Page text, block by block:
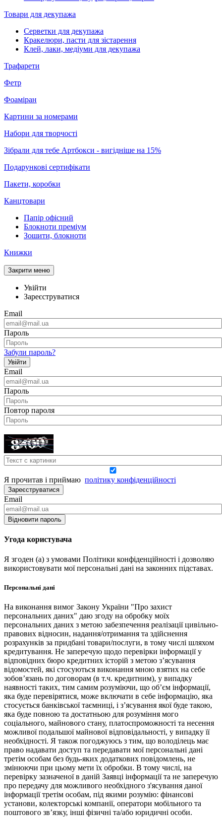
Товари для декупажа
Серветки для декупажа
Кракелюри, пасти для зістарення
Клей, лаки, медіуми для декупажа
Трафарети
Фетр
Фоаміран
Картини за номерами
Набори для творчості
Зібрали для тебе Артбокси - вигідніше на 15%
Подарункові сертифікати
Пакети, коробки
Канцтовари
Папір офісний
Блокноти преміум
Зошити, блокноти
Книжки
Закрити меню
Увійти
Зареєструватися
Email
Пароль
Забули пароль?
Увійти
Email
Пароль
Повтор пароля
Я прочитав і приймаю політику конфіденційності
Зареєструватися
Email
Відновити пароль
Угода користувача
Я згоден (а) з умовами Політики конфіденційності і дозволяю
використовувати мої персональні дані на законних підставах.
Персональні дані
На виконання вимог Закону України "Про захист
персональних даних" даю згоду на обробку моїх
персональних даних з метою забезпечення реалізації цивільно-
правових відносин, надання/отримання та здійснення
розрахунків за придбані товари/послуги, в тому числі шляхом
кредитування. Не заперечую щодо перевірки інформації у
відповідних бюро кредитних історій з метою з’ясування
відомостей, які стосуються виконання мною взятих на себе
зобов’язань по договорам (в т.ч. кредитним), у випадку
наявності таких, тим самим розуміючи, що об’єм інформації,
яка буде перевірятися, може включати в себе інформацію, яка
стосується банківської таємниці, і з’ясування якої буде такою,
яка буде повною та достатньою для розуміння мого
соціального, майнового стану, платоспроможності та несення
можливої подальшої майнової відповідальності, у випадку її
необхідності. Я також погоджуюсь з тим, що володілець має
право надавати доступ та передавати мої персональні дані
третім особам без будь-яких додаткових повідомлень, не
змінюючи при цьому мети їх обробки. В тому числі, на
перевірку зазначеної в даній Заявці інформації та не заперечую
про передачу для можливого необхідного з'ясування даної
інформації третім особам, під якими розумію: фінансові
установи, колекторські компанії, оператори мобільного та
поштового зв’язку, інші фізичні та/або юридичні особи.